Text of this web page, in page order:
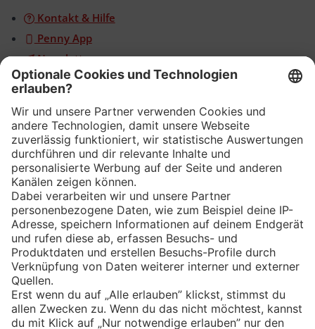
Kontakt & Hilfe
Penny App
Newsletter
WhatsApp
App